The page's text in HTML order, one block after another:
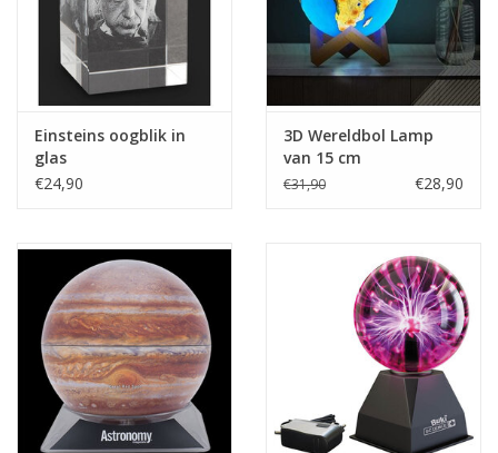
Einsteins oogblik in
glas
€24,90
3D Wereldbol Lamp
van 15 cm
€31,90 €28,90